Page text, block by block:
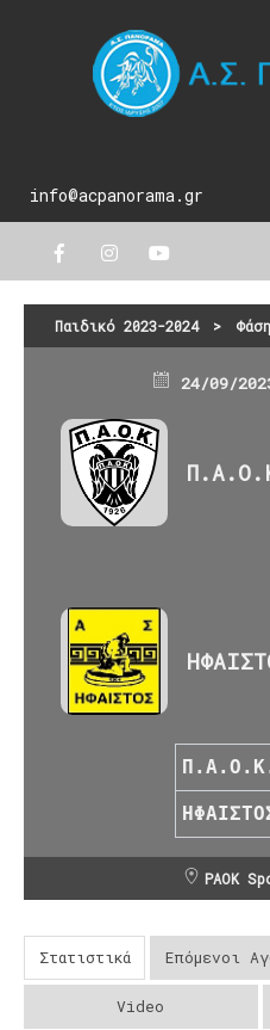
info@acpanorama.gr
Παιδικό 2023-2024 >
24/09/
PAOK
Στατιστικά Επόμενοι
Video